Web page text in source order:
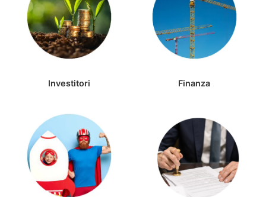
Investitori Finanza